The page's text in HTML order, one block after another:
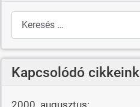
Keresés
Kapcsolódó cikkeink
2000. augusztus: